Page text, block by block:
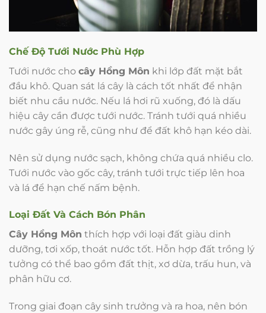
Chế Độ Tưới Nước Phù Hợp
Tưới nước cho cây Hồng Môn khi lớp đất mặt bắt
đầu khô. Quan sát lá cây là cách tốt nhất để nhận
biết nhu cầu nước. Nếu lá hơi rũ xuống, đó là dấu
hiệu cây cần được tưới nước. Tránh tưới quá nhiều
nước gây úng rễ, cũng như để đất khô hạn kéo dài.
Nên sử dụng nước sạch, không chứa quá nhiều clo.
Tưới nước vào gốc cây, tránh tưới trực tiếp lên hoa
và lá để hạn chế nấm bệnh.
Loại Đất Và Cách Bón Phân
Cây Hồng Môn thích hợp với loại đất giàu dinh
dưỡng, tơi xốp, thoát nước tốt. Hỗn hợp đất trồng lý
tưởng có thể bao gồm đất thịt, xơ dừa, trấu hun, và
phân hữu cơ.
Trong giai đoạn cây sinh trưởng và ra hoa, nên bón